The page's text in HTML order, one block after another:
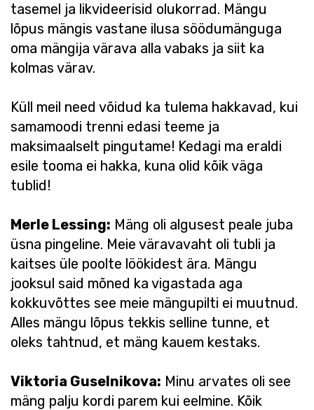
tasemel ja likvideerisid olukorrad. Mängu
lõpus mängis vastane ilusa söödumänguga
oma mängija värava alla vabaks ja siit ka
kolmas värav.
Küll meil need võidud ka tulema hakkavad, kui
samamoodi trenni edasi teeme ja
maksimaalselt pingutame! Kedagi ma eraldi
esile tooma ei hakka, kuna olid kõik väga
tublid!
Merle Lessing: Mäng oli algusest peale juba
üsna pingeline. Meie väravavaht oli tubli ja
kaitses üle poolte löökidest ära. Mängu
jooksul said mõned ka vigastada aga
kokkuvõttes see meie mängupilti ei muutnud.
Alles mängu lõpus tekkis selline tunne, et
oleks tahtnud, et mäng kauem kestaks.
Viktoria Guselnikova: Minu arvates oli see
mäng palju kordi parem kui eelmine. Kõik